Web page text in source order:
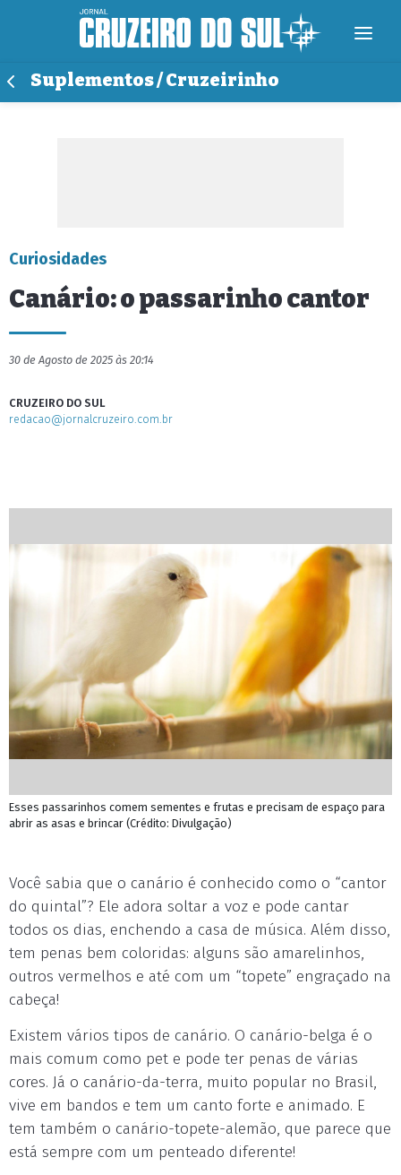
Suplementos / Cruzeirinho
Curiosidades
Canário: o passarinho cantor
30 de Agosto de 2025 às 20:14
CRUZEIRO DO SUL
redacao@jornalcruzeiro.com.br
Esses passarinhos comem sementes e frutas e precisam de espaço para
abrir as asas e brincar (Crédito: Divulgação)
Você sabia que o canário é conhecido como o “cantor
do quintal”? Ele adora soltar a voz e pode cantar
todos os dias, enchendo a casa de música. Além disso,
tem penas bem coloridas: alguns são amarelinhos,
outros vermelhos e até com um “topete” engraçado na
cabeça!
Existem vários tipos de canário. O canário-belga é o
mais comum como pet e pode ter penas de várias
cores. Já o canário-da-terra, muito popular no Brasil,
vive em bandos e tem um canto forte e animado. E
tem também o canário-topete-alemão, que parece que
está sempre com um penteado diferente!